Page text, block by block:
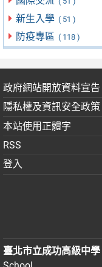
新生入學 ( 51 )
防疫專區 ( 118 )
政府網站開放資料宣告
隱私權及資訊安全政策
本站使用正體字
RSS
登入
臺北市立成功高級中學